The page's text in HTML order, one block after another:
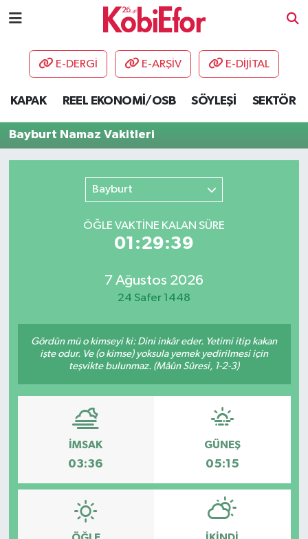
E-DERGİ E-ARŞİV E-DİJİTAL
KAPAK REEL EKONOMİ/OSB SÖYLEŞİ SEKTÖR
Bayburt Namaz Vakitleri
Bayburt
ÖĞLE VAKTİNE KALAN SÜRE
01:29:39
7 Ağustos 2026
24 Safer 1448
Gördün mü o kimseyi ki: Dini inkâr eder. Yetimi itip kakan
işte odur. Ve (o kimse) yoksula yemek yedirilmesi için
teşvikte bulunmaz. (Mâûn Sûresi, 1-2-3)
İMSAK
03:36
GÜNEŞ
05:15
AKADEMİ
DESTEK-TEŞVİK
HABERLER
ŞİRKET PANO